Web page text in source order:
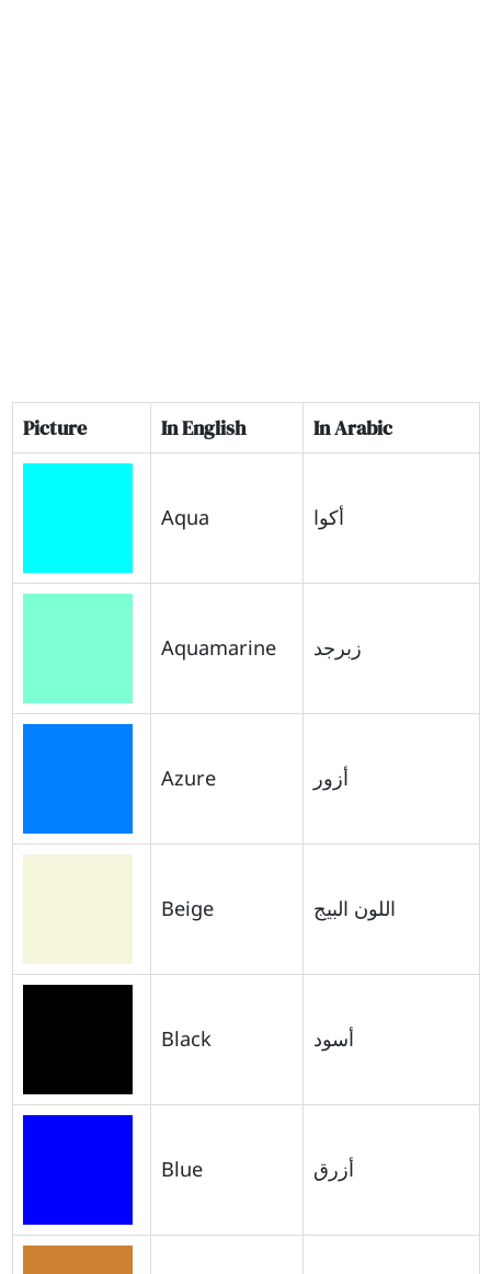
Picture In English In Arabic
Aqua أكوا
Aquamarine زبرجد
Azure أزور
Beige اللون البيج
Black أسود
Blue أزرق